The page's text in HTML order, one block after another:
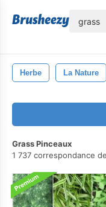
Herbe La Nature
Grass Pinceaux
1 737 correspondance